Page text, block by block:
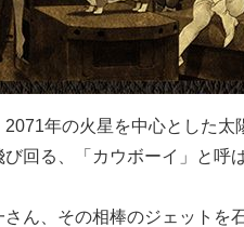
2071年の火星を中心とした
回る、「カウボーイ」と呼
ん、その相棒のジェットを